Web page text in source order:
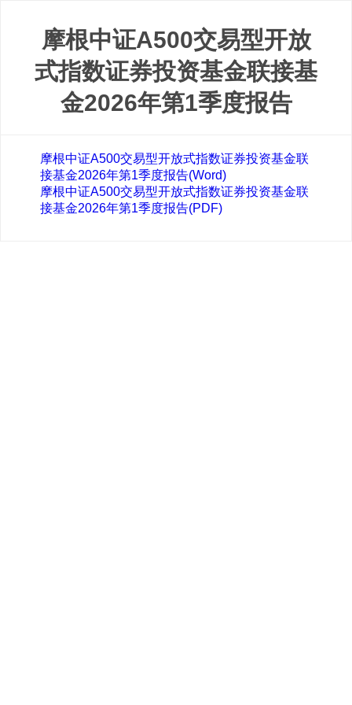
摩根中证A500交易型开放
式指数证券投资基金联接基
金2026年第1季度报告
摩根中证A500交易型开放式指数证券投资基金联
接基金2026年第1季度报告(Word)
摩根中证A500交易型开放式指数证券投资基金联
接基金2026年第1季度报告(PDF)